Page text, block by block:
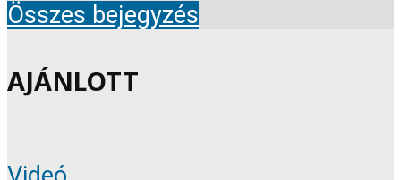
Összes bejegyzés
AJÁNLOTT